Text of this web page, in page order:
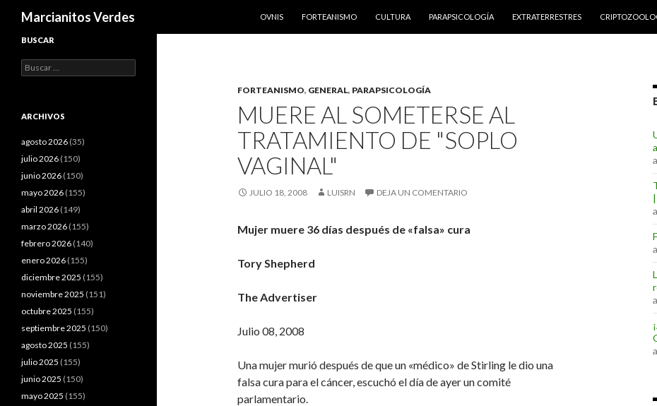
Marcianitos Verdes
OVNIS
FORTEANISMO CULTURA PARAPSICOLOGÍA EXTRATERRESTRES
FORTEANISMO, GENERAL, PARAPSICOLOGÍA
MUERE AL SOMETERSE AL
TRATAMIENTO DE "SOPLO
VAGINAL"
JULIO 18, 2008 LUISRN DEJA UN COMENTARIO
Mujer muere 36 días después de «falsa» cura
Tory Shepherd
The Advertiser
Julio 08, 2008
Una mujer murió después de que un «médico» de Stirling le dio una
falsa cura para el cáncer, escuchó el día de ayer un comité
parlamentario.
BUSCAR
Buscar:
ARCHIVOS
agosto 2026 (35)
julio 2026 (150)
junio 2026 (150)
mayo 2026 (155)
abril 2026 (149)
marzo 2026 (155)
febrero 2026 (140)
enero 2026 (155)
diciembre 2025 (155)
noviembre 2025 (151)
octubre 2025 (155)
septiembre 2025 (150)
agosto 2025 (155)
julio 2025 (155)
junio 2025 (150)
mayo 2025 (155)